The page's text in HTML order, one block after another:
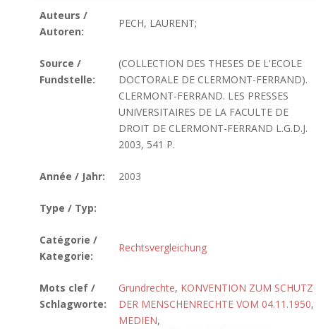
Auteurs /
Autoren:
PECH, LAURENT;
Source /
Fundstelle:
(COLLECTION DES THESES DE L'ECOLE
DOCTORALE DE CLERMONT-FERRAND).
CLERMONT-FERRAND. LES PRESSES
UNIVERSITAIRES DE LA FACULTE DE
DROIT DE CLERMONT-FERRAND L.G.D.J.
2003, 541 P.
Année / Jahr: 2003
Type / Typ:
Catégorie /
Kategorie:
Rechtsvergleichung
Mots clef /
Schlagworte:
Grundrechte, KONVENTION ZUM SCHUTZ
DER MENSCHENRECHTE VOM 04.11.1950,
MEDIEN,